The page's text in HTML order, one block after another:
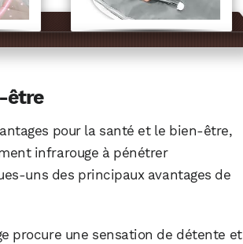
être
pour la santé et le bien-être,
infrarouge à pénétrer
uns des principaux avantages de
procure une sensation de détente et